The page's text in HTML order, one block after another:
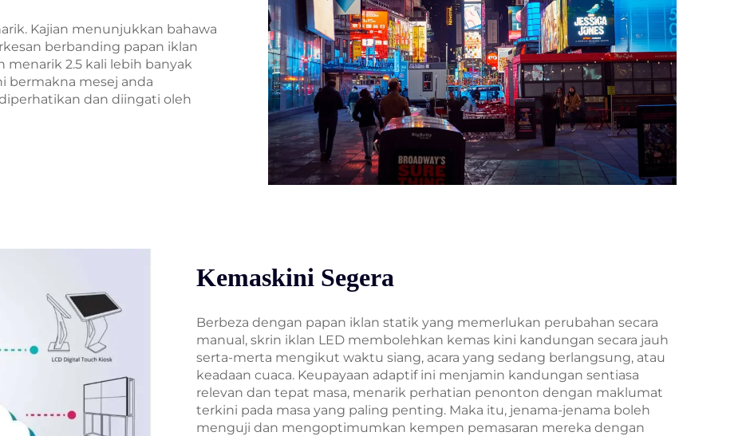
Kajian menunjukkan bahawa
berbanding papan iklan
menarik 2.5 kali lebih banyak
bermakna mesej anda
dan diingati oleh
Kemaskini Segera
Berbeza dengan papan iklan statik yang memerlukan perubahan secara
manual, skrin iklan LED membolehkan kemas kini kandungan secara jauh
serta-merta mengikut waktu siang, acara yang sedang berlangsung, atau
keadaan cuaca. Keupayaan adaptif ini menjamin kandungan sentiasa
relevan dan tepat masa, menarik perhatian penonton dengan maklumat
terkini pada masa yang paling penting. Maka itu, jenama-jenama boleh
menguji dan mengoptimumkan kempen pemasaran mereka dengan